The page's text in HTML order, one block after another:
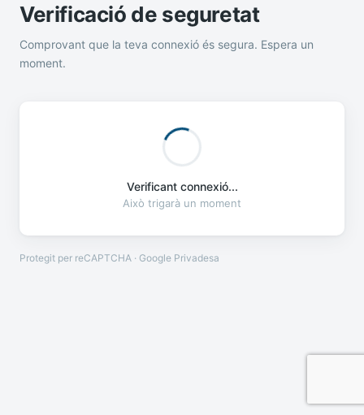
Verificació de seguretat
Comprovant que la teva connexió és segura. Espera un
moment.
Verificant connexió...
Això trigarà un moment
Protegit per reCAPTCHA · Google Privadesa